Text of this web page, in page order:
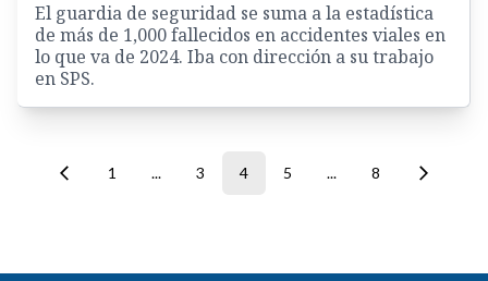
El guardia de seguridad se suma a la estadística
de más de 1,000 fallecidos en accidentes viales en
lo que va de 2024. Iba con dirección a su trabajo
en SPS.
1 ... 3 4 5 ... 8